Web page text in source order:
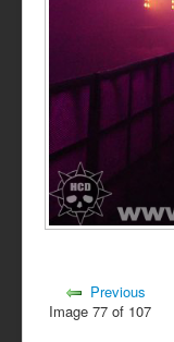
Previous
Image 77 of 107